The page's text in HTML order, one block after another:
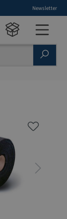
Newsletter